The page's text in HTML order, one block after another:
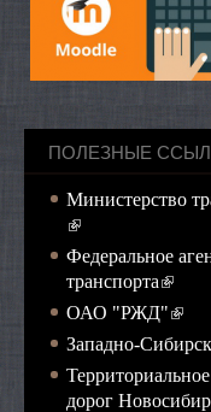
ПОЛЕЗНЫЕ
Министерство
(внешняя ссылка)
Федеральное
транспорта
ОАО "РЖД"
Западно-
дорог